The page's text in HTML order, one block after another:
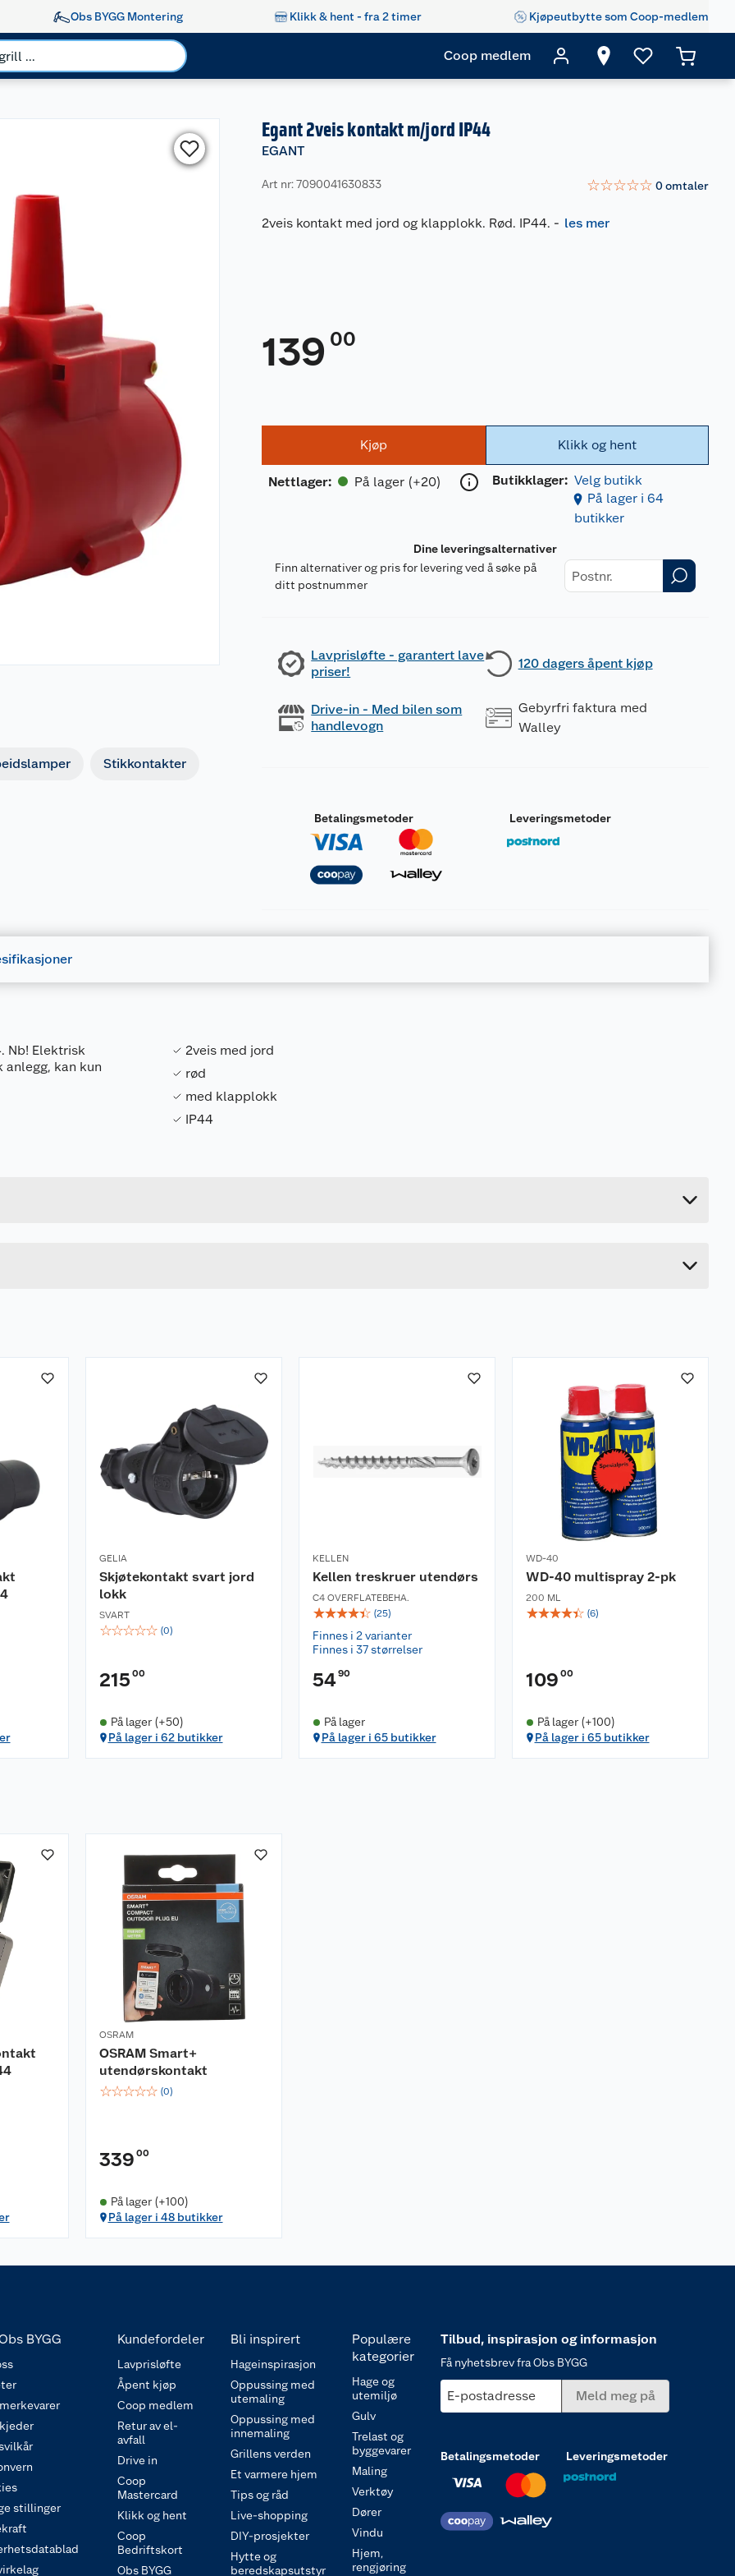
Obs BYGG Montering Klikk & hent - fra 2 timer Kjøpeutbytte som Coop-medlem
Coop medlem
Stikkontakter
Egant 2veis kontakt m/jord IP44
EGANT
Art nr: 7090041630833 ☆☆☆☆☆ 0omtaler
2veis kontakt med jord og klapplokk. Rød. IP44. - les mer
139 00
Kjøp
Nettlager: På lager (+20)
Klikk og hent
Butikklager: Velg butikk
På lager i 64
butikker
Dine leveringsalternativer
Finn alternativer og pris for levering ved å søke på
ditt postnummer
Lavprisløfte - garantert lave
priser!
120 dagers åpent kjøp
Drive-in - Med bilen som
handlevogn
Gebyrfri faktura med
Walley
Betalingsmetoder Leveringsmetoder
Nb! Elektrisk
kan kun
2veis med jord
rød
med klapplokk
IP44
GELIA
Skjøtekontakt svart jord
lokk
SVART
☆☆☆☆☆ (0)
215 00
På lager (+50)
På lager i 62 butikker
KELLEN
Kellen treskruer utendørs
C4 OVERFLATEBEHA.
☆☆☆☆☆ (25)
Finnes i 2 varianter
Finnes i 37 størrelser
5490
På lager
På lager i 65 butikker
WD-40
WD-40 multispray 2-pk
200 ML
☆☆☆☆☆ (6)
109 00
På lager (+100)
På lager i 65 butikker
OSRAM
OSRAM Smart+
utendørskontakt
☆☆☆☆☆ (0)
339 00
På lager (+100)
På lager i 48 butikker
BYGG
stillinger
Kundefordeler
Lavprisløfte
Åpent kjøp
Coop medlem
Retur av el-
avfall
Drive in
Coop
Mastercard
Klikk og hent
Coop
Bedriftskort
Obs BYGG
Bli inspirert
Hageinspirasjon
Oppussing med
utemaling
Oppussing med
innemaling
Grillens verden
Et varmere hjem
Tips og råd
Live-shopping
DIY-prosjekter
Hytte og
beredskapsutstyr
Populære
kategorier
Hage og
utemiljø
Gulv
Trelast og
byggevarer
Maling
Verktøy
Dører
Vindu
Hjem,
rengjøring
Tilbud, inspirasjon og informasjon
Få nyhetsbrev fra Obs BYGG
E-postadresse Meld meg på
Betalingsmetoder Leveringsmetoder